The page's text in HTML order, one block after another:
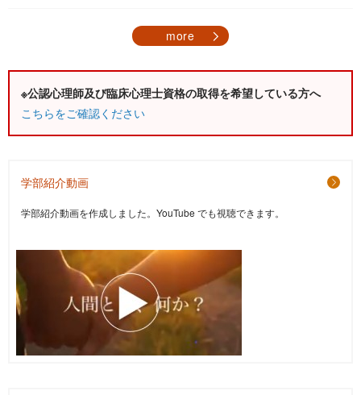
more
※公認心理師及び臨床心理士資格の取得を希望している方へ
こちらをご確認ください
学部紹介動画
学部紹介動画を作成しました。YouTube でも視聴できます。